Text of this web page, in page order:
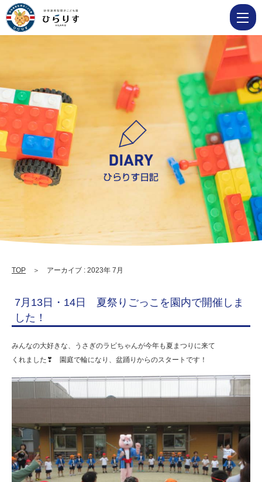
7
学
校
法
人
明
善
園
幼
携
型
認
定
こ
ど
も
園
ひ
ら
TOP ＞ アーカイブ : 2023年 7月
7月13日・14日 夏祭りごっこを園内で開催しま
した！
みんなの大好きな、うさぎのラビちゃんが今年も夏まつりに来て
くれました❣ 園庭で輪になり、盆踊りからのスタートです！